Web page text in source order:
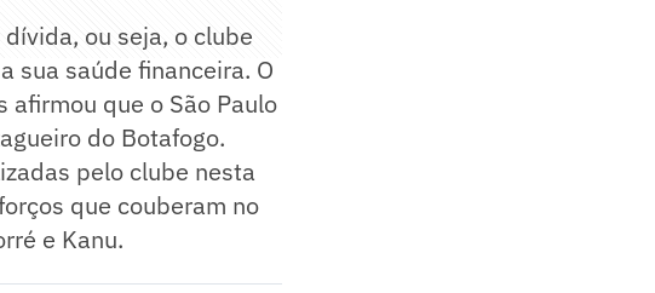
ou seja, o clube
sua saúde financeira. O
que o São Paulo
do Botafogo.
pelo clube nesta
que couberam no
e Kanu.